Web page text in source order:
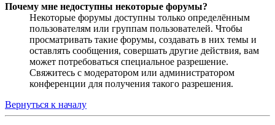
Почему мне недоступны некоторые форумы?
Некоторые форумы доступны только определённым
пользователям или группам пользователей. Чтобы
просматривать такие форумы, создавать в них темы и
оставлять сообщения, совершать другие действия, вам
может потребоваться специальное разрешение.
Свяжитесь с модератором или администратором
конференции для получения такого разрешения.
Вернуться к началу